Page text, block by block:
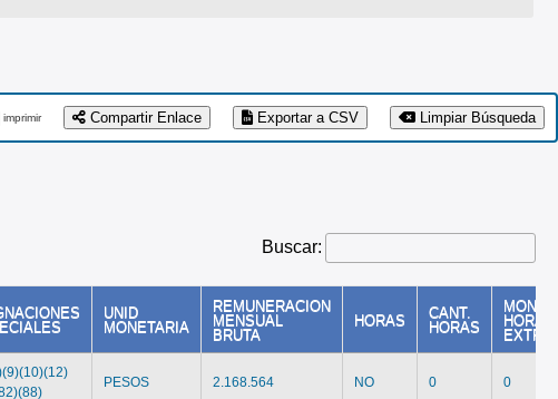
Limpiar Búsqueda
Exportar a CSV
Compartir Enlace
imprimir
Buscar:
UNID
MONETARIA
REMUNERACION
MENSUAL
BRUTA
HORAS
CANT.
HORAS
MONTO
HORAS
PESOS 2.168.564 NO 0 0